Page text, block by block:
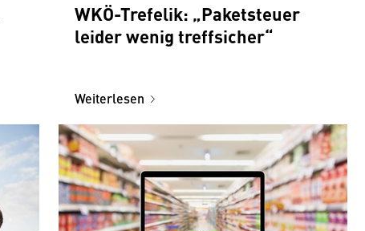
WKÖ-Trefelik: „Paketsteuer
leider wenig treffsicher“
Weiterlesen